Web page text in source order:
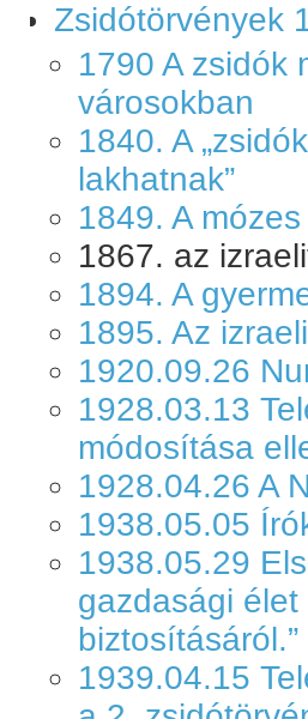
Zsidótörvények
1790 A zsidók
városokban
1840. A
lakhatnak”
1849. A
1867. az
1894. A
1895. Az
1920.09.26
1928.03.13
módosítása
1928.04.26 A
1938.05.05
1938.05.29
gazdasági
biztosításáról.”
1939.04.15